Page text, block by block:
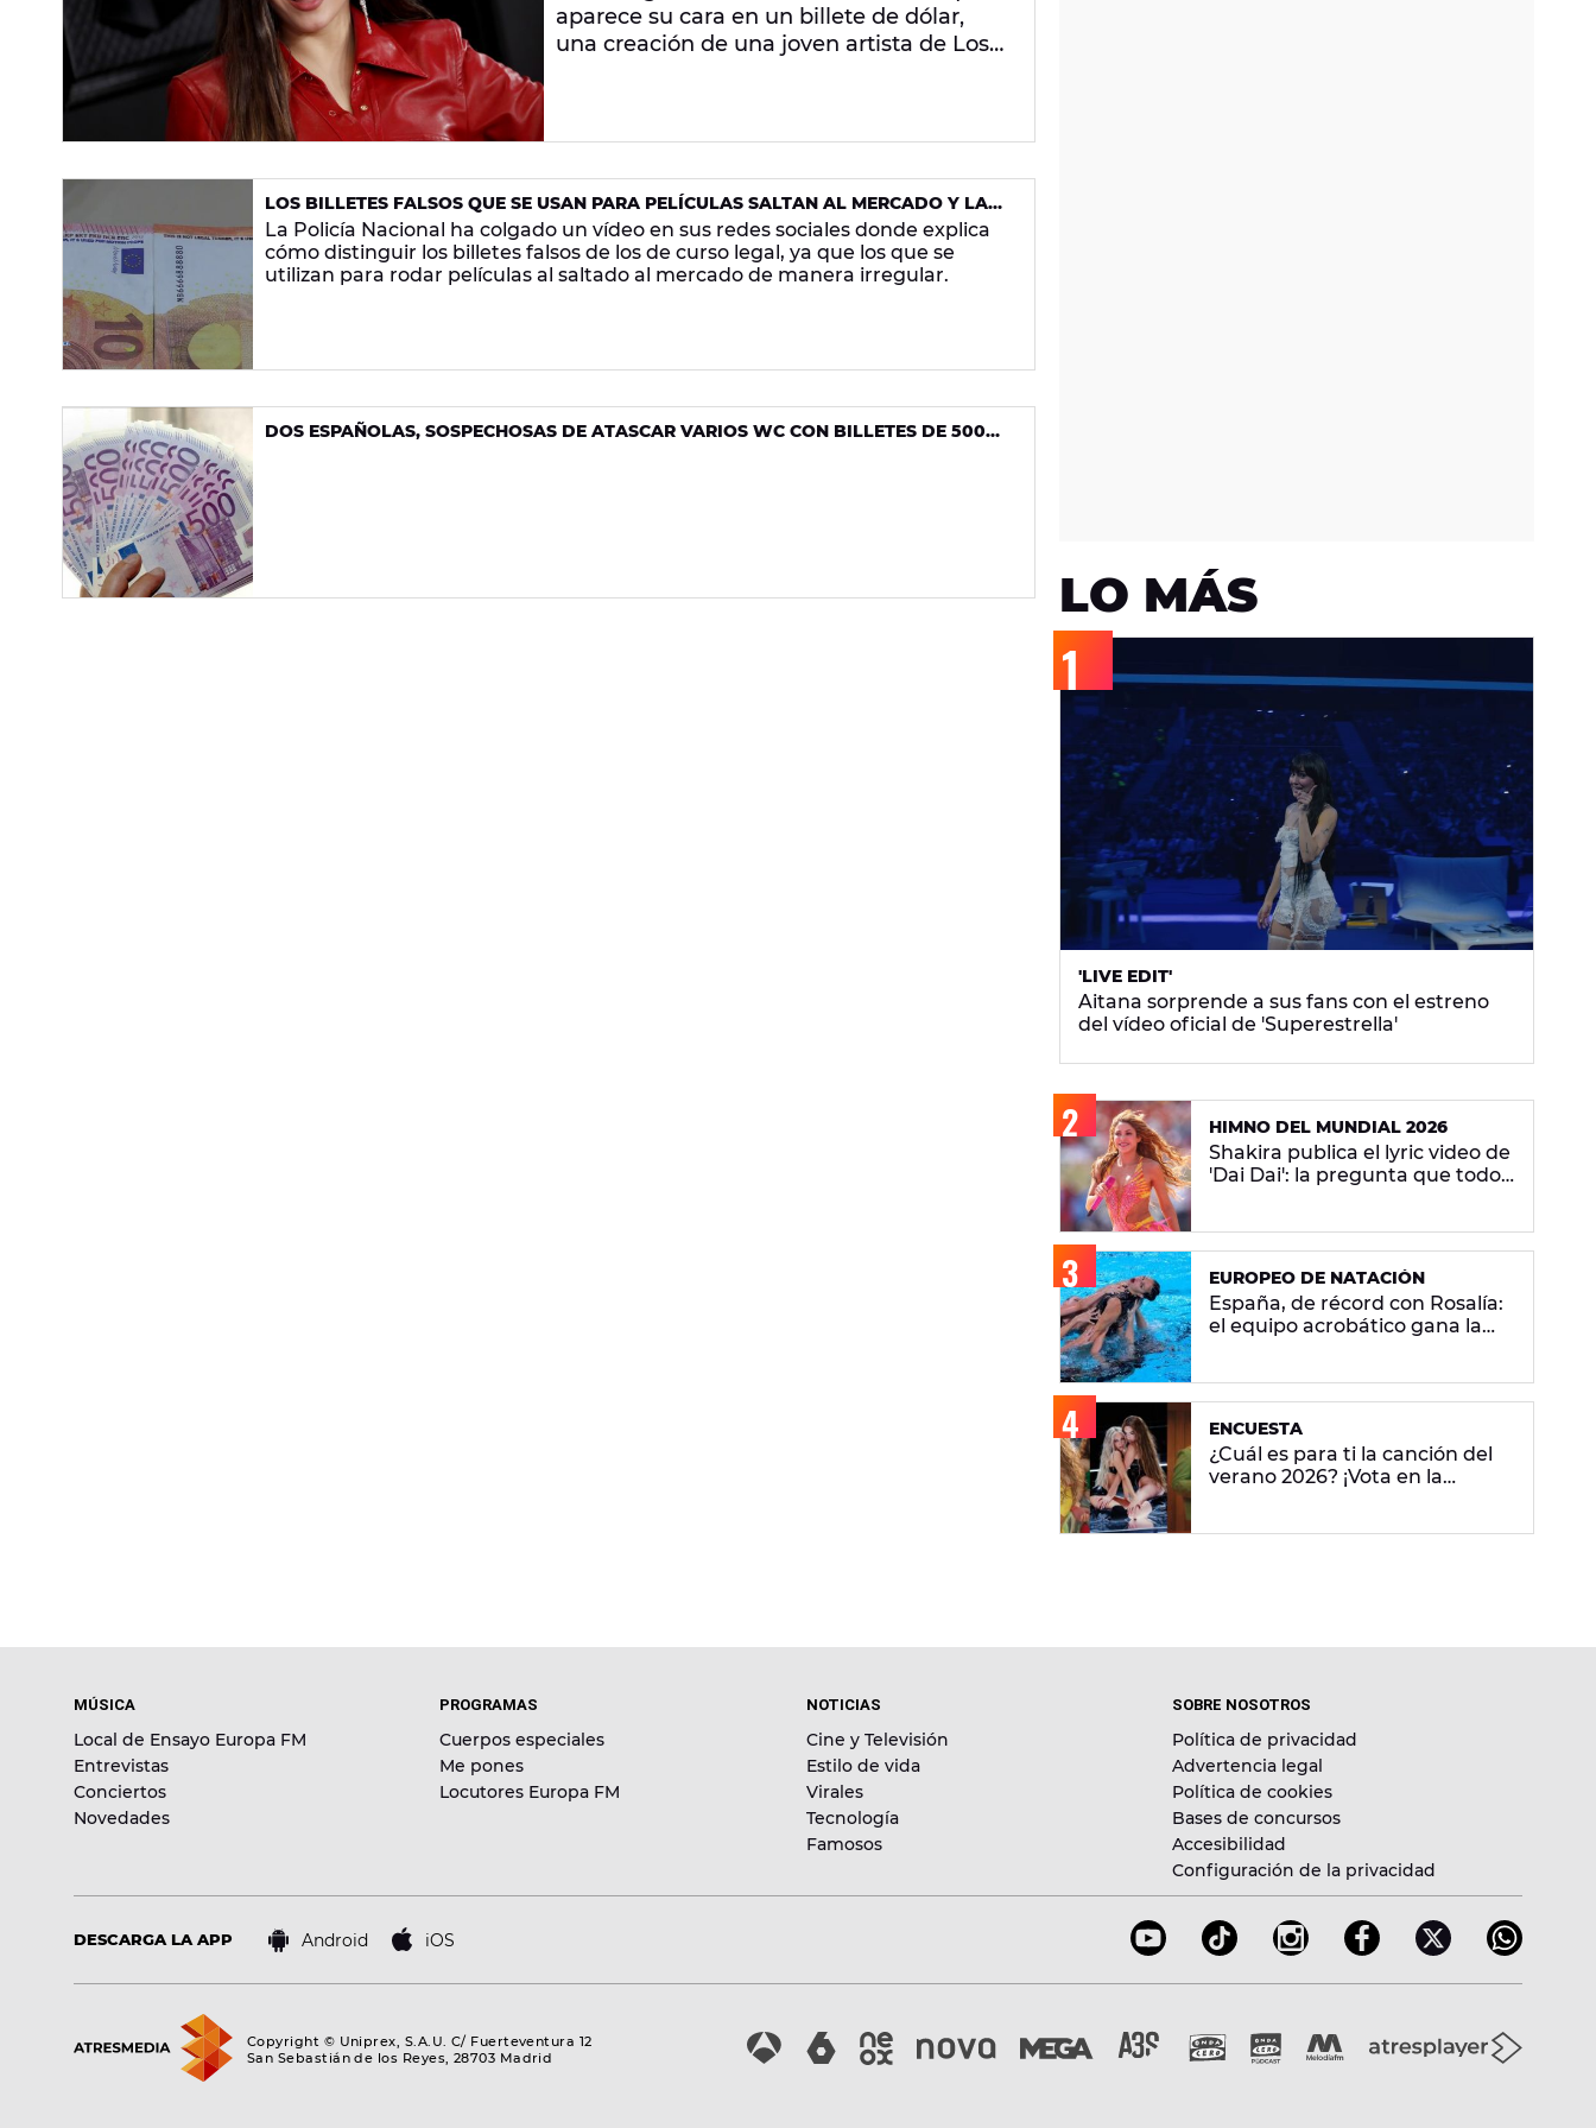
aparece su cara en un billete de dólar,
una creación de una joven artista de Los
LOS BILLETES FALSOS QUE SE USAN PARA PELÍCULAS SALTAN AL MERCADO Y LA
POLICÍA EXPLICA CÓMO DISTINGUIRLOS
La Policía Nacional ha colgado un vídeo en sus redes sociales donde explica
cómo distinguir los billetes falsos de los de curso legal, ya que los que se
utilizan para rodar películas al saltado al mercado de manera irregular.
DOS ESPAÑOLAS, SOSPECHOSAS DE ATASCAR VARIOS WC CON BILLETES DE 500
LO MÁS
'LIVE EDIT'
Aitana sorprende a sus fans con el estreno
del vídeo oficial de 'Superestrella'
HIMNO DEL MUNDIAL 2026
Shakira publica el lyric video de
'Dai Dai': la pregunta que todos
EUROPEO DE NATACIÓN
España, de récord con Rosalía:
el equipo acrobático gana la
ENCUESTA
¿Cuál es para ti la canción del
verano 2026? ¡Vota en la
MÚSICA
Local de Ensayo Europa FM
Entrevistas
Conciertos
Novedades
PROGRAMAS
Cuerpos especiales
Me pones
Locutores Europa FM
NOTICIAS
Cine y Televisión
Estilo de vida
Virales
Tecnología
Famosos
SOBRE NOSOTROS
Política de privacidad
Advertencia legal
Política de cookies
Bases de concursos
Accesibilidad
Configuración de la privacidad
DESCARGA LA APP Android iOS
Copyright © Uniprex, S.A.U. C/ Fuerteventura 12
San Sebastián de los Reyes, 28703 Madrid